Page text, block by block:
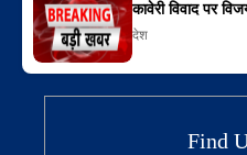
कावेरी विवाद पर
देश
Find